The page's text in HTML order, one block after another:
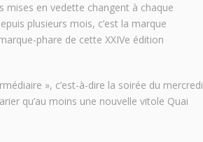
mises en vedette changent à chaque
plusieurs mois, c’est la marque
phare de cette XXIVe édition
», c’est-à-dire la soirée du mercredi
qu’au moins une nouvelle vitole Quai